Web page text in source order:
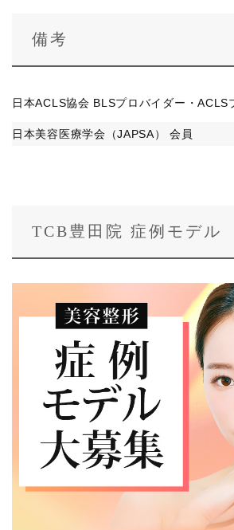
備考
日本ACLS協会 BLSプロバイダー・ACLS
日本美容医療学会（JAPSA） 会員
TCB豊田院 症例モデル